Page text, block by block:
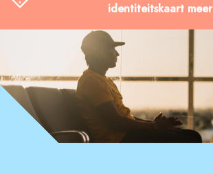
identiteitskaart meer